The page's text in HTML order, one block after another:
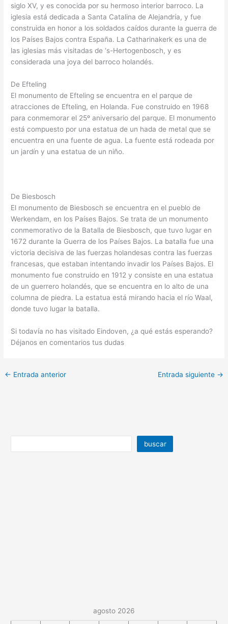
siglo XV, y es conocida por su hermoso interior barroco. La
iglesia está dedicada a Santa Catalina de Alejandría, y fue
construida en honor a los soldados caídos durante la guerra de
los Países Bajos contra España. La Catharinakerk es una de
las iglesias más visitadas de ‘s-Hertogenbosch, y es
considerada una joya del barroco holandés.
De Efteling
El monumento de Efteling se encuentra en el parque de
atracciones de Efteling, en Holanda. Fue construido en 1968
para conmemorar el 25º aniversario del parque. El monumento
está compuesto por una estatua de un hada de metal que se
encuentra en una fuente de agua. La fuente está rodeada por
un jardín y una estatua de un niño.
De Biesbosch
El monumento de Biesbosch se encuentra en el pueblo de
Werkendam, en los Países Bajos. Se trata de un monumento
conmemorativo de la Batalla de Biesbosch, que tuvo lugar en
1672 durante la Guerra de los Países Bajos. La batalla fue una
victoria decisiva de las fuerzas holandesas contra las fuerzas
francesas, que estaban intentando invadir los Países Bajos. El
monumento fue construido en 1912 y consiste en una estatua
de un guerrero holandés, que se encuentra en lo alto de una
columna de piedra. La estatua está mirando hacia el río Waal,
donde tuvo lugar la batalla.
Si todavía no has visitado Eindoven, ¿a qué estás esperando?
Déjanos en comentarios tus dudas
← Entrada anterior Entrada siguiente →
buscar
agosto 2026